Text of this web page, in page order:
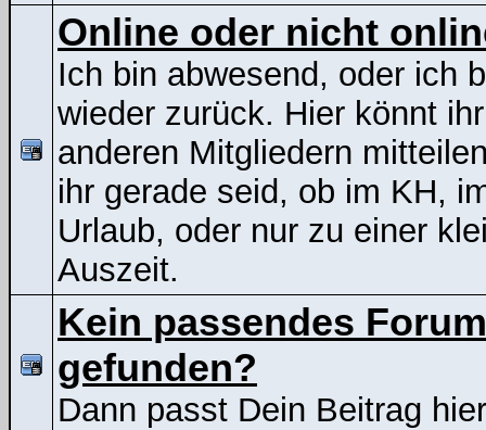
Online oder nicht
Ich bin abwesend, oder ich
wieder zurück. Hier könnt
anderen Mitgliedern
ihr gerade seid, ob im KH,
Urlaub, oder nur zu einer
Auszeit.
Kein passendes Forum
gefunden?
Dann passt Dein Beitrag